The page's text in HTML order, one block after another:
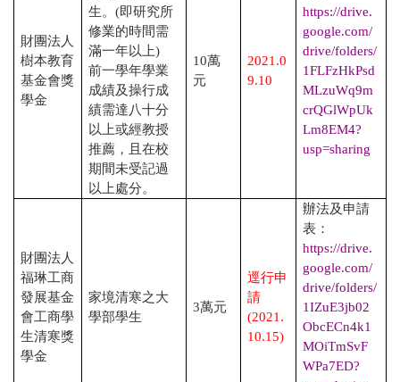
財團法人
樹本教育
基金會獎
學金
生。(即研究所
修業的時間需
滿一年以上)
前一學年學業
成績及操行成
績需達八十分
以上或經教授
推薦，且在校
期間未受記過
以上處分。
10萬
元
2021.0
9.10
https://drive.
google.com/
drive/folders/
1FLFzHkPsd
MLzuWq9m
crQGlWpUk
Lm8EM4?
usp=sharing
財團法人
福琳工商
發展基金
會工商學
生清寒獎
學金
家境清寒之大
學部學生
3萬元
逕行申
請
(2021.
10.15)
辦法及申請
表：
https://drive.
google.com/
drive/folders/
1IZuE3jb02
ObcECn4k1
MOiTmSvF
WPa7ED?